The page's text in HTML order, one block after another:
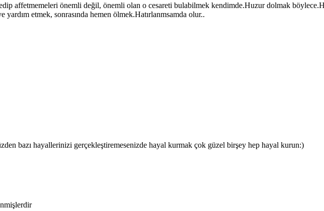
affetmemeleri önemli değil, önemli olan o cesareti bulabilmek kendimde.Huzur dolmak
etmek, sonrasında hemen ölmek.Hatırlanmsamda olur..
bazı hayallerinizi gerçekleştiremesenizde hayal kurmak çok güzel birşey hep hayal kurun:)